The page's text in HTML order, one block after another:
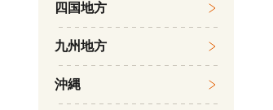
四国地方
九州地方
沖縄